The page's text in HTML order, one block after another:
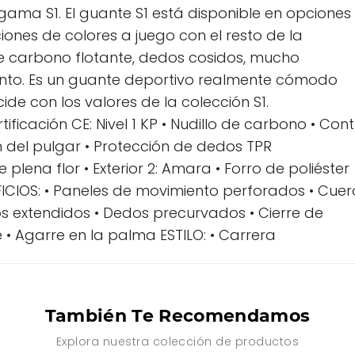
S1. El guante S1 está disponible en opciones
de colores a juego con el resto de la
carbono flotante, dedos cosidos, mucho
Es un guante deportivo realmente cómodo
con los valores de la colección S1.
CE: Nivel 1 KP • Nudillo de carbono •
pulgar • Protección de dedos TPR
plena flor • Exterior 2: Amara • Forro de poliéster
• Paneles de movimiento perforados •
• Dedos precurvados • Cierre de
en la palma ESTILO: • Carrera
También Te Recomendamos
Explora nuestra colección de productos